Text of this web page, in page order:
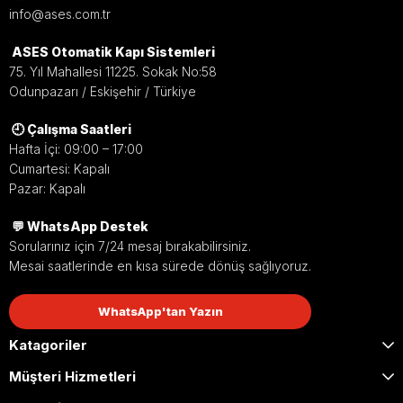
Kablosuz Kullanım
Kablo çekmeden açma komutu vererek montaj
sürecini kolaylaştırır ve uygulama esnekliği sağlar.
Pratik Kurulum
Mevcut kapı sistemlerine hızlı şekilde entegre
info@ases.com.tr
ASES Otomatik Kapı Sistemleri
75. Yıl Mahallesi 11225. Sokak No:58
Odunpazarı / Eskişehir / Türkiye
🕘 Çalışma Saatleri
Hafta İçi: 09:00 – 17:00
Cumartesi: Kapalı
Pazar: Kapalı
💬 WhatsApp Destek
Sorularınız için 7/24 mesaj bırakabilirsiniz.
Mesai saatlerinde en kısa sürede dönüş sağlıyoruz.
WhatsApp'tan Yazın
Katagoriler
Müşteri Hizmetleri